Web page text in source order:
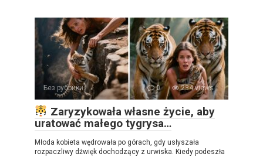
Без рубрики 0 234 views
Zaryzykowała własne życie, aby
uratować małego tygrysa…
Młoda kobieta wędrowała po górach, gdy usłyszała
rozpaczliwy dźwięk dochodzący z urwiska. Kiedy podeszła